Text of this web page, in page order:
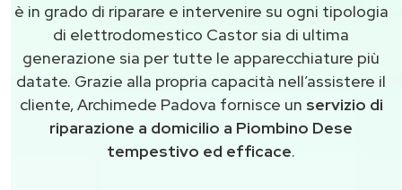
è in grado di riparare e intervenire su ogni tipologia
di elettrodomestico Castor sia di ultima
generazione sia per tutte le apparecchiature più
datate. Grazie alla propria capacità nell’assistere il
cliente, Archimede Padova fornisce un servizio di
riparazione a domicilio a Piombino Dese
tempestivo ed efficace.